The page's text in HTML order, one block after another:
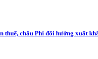
thuế, châu Phi đổi hướng xuất